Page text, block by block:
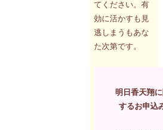
てください。有
効に活かすも見
逃しまうもあな
た次第です。
明日香天翔
するお申込